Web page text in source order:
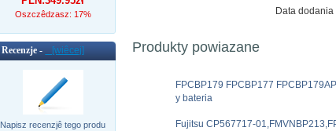
Oszczêdzasz: 17%
Recenzje - [wiêcej]
Napisz recenzjê tego produ
Data
Produkty powiazane
FPCBP179 FPCBP177
y bateria
Fujitsu CP567717-